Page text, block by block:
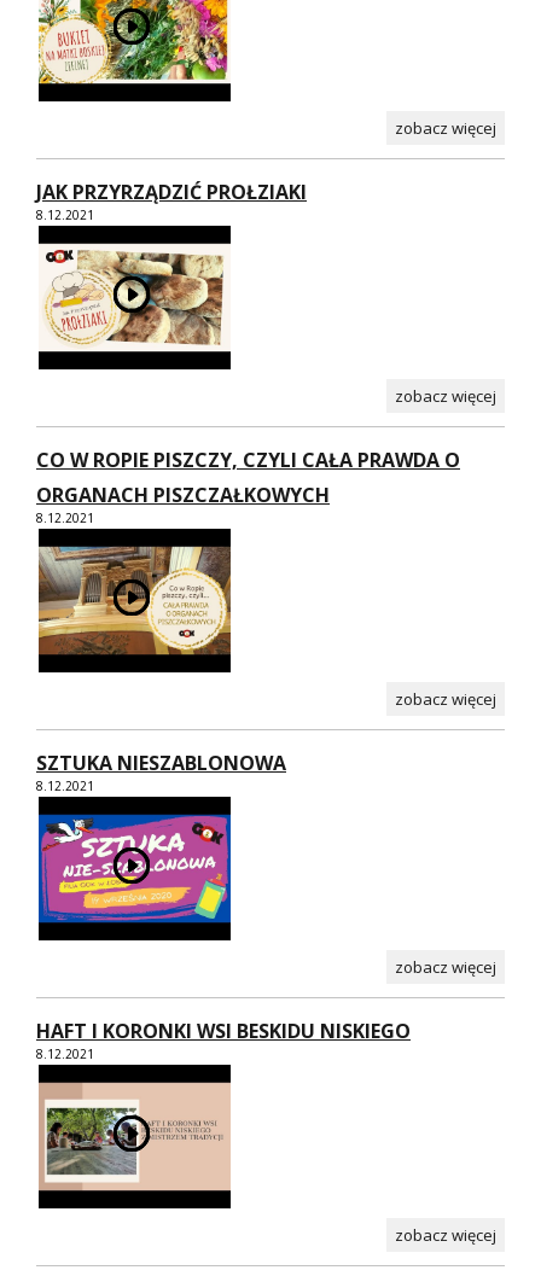
zobacz więcej
JAK PRZYRZĄDZIĆ PROŁZIAKI
8.12.2021
zobacz więcej
CO W ROPIE PISZCZY, CZYLI CAŁA PRAWDA O
ORGANACH PISZCZAŁKOWYCH
8.12.2021
zobacz więcej
SZTUKA NIESZABLONOWA
8.12.2021
zobacz więcej
HAFT I KORONKI WSI BESKIDU NISKIEGO
8.12.2021
zobacz więcej